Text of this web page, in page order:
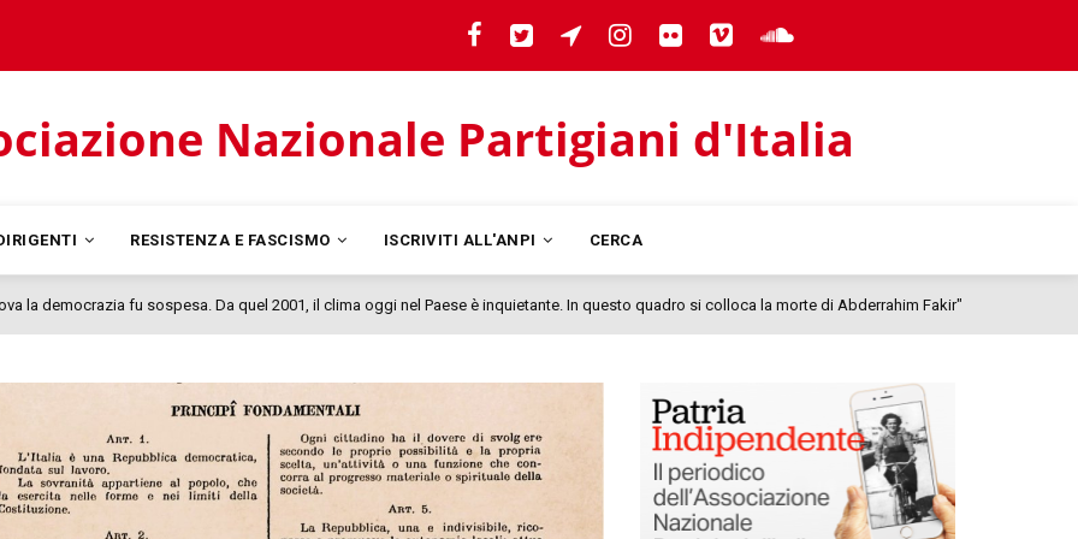
Nazionale Partigiani d'Italia
RESISTENZA E FASCISMO ISCRIVITI ALL'ANPI CERCA
ANTIFASCISTA PER LA COSTITUZIONE